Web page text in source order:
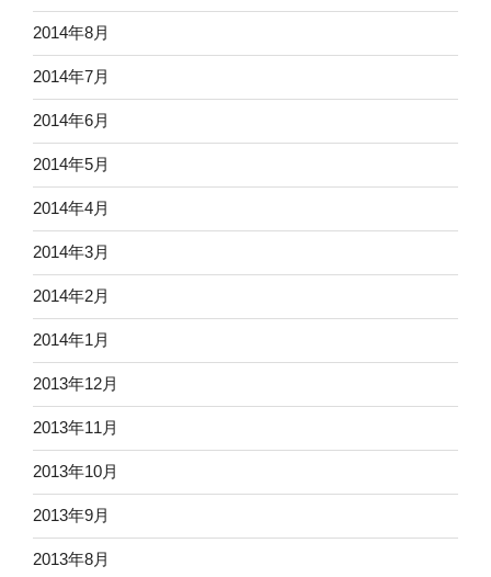
2014年8月
2014年7月
2014年6月
2014年5月
2014年4月
2014年3月
2014年2月
2014年1月
2013年12月
2013年11月
2013年10月
2013年9月
2013年8月